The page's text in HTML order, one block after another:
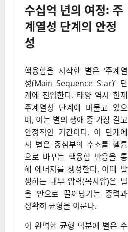
수십억 년의 여정: 주
계열성 단계의 안정
성
핵융합을 시작한 별은 ‘주계열
성(Main Sequence Star)’ 단
계에 진입한다. 태양 역시 현재
주계열성 단계에 머물고 있으
며, 이는 별의 생애 중 가장 길고
안정적인 기간이다. 이 단계에
서 별은 중심부의 수소를 헬륨
으로 바꾸는 핵융합 반응을 통
해 에너지를 생성한다. 이때 발
생하는 내부 압력(복사압)은 별
을 안으로 끌어당기는 중력과
정확히 균형을 이룬다.
이 완벽한 균형 덕분에 별은 수